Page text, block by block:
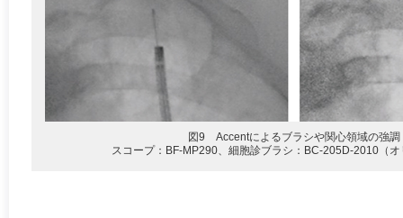
図9 Accentによるブラシや関心領域の強調
スコープ：BF-MP290、細胞診ブラシ：BC-205D-2010（